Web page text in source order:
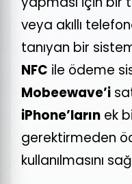
veya akıllı
tanıyan bir
NFC ile ödeme
Mobeewave’i
iPhone’ların ek
gerektirmeden
kullanılmasını